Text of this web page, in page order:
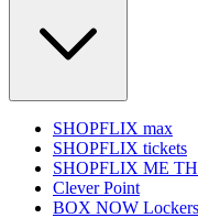
SHOPFLIX max
SHOPFLIX tickets
SHOPFLIX ΜΕ
Clever Point
BOX NOW Lockers